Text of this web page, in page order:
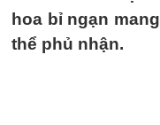
hoa bỉ ngạn
thể phủ nhận.